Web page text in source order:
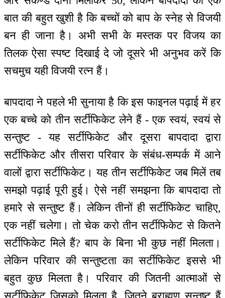
बात की बहुत खुशी है कि बच्चों को बाप के स्नेह से विजयी
बन ही जाना है। अभी सभी के मस्तक पर विजय का
तिलक ऐसा स्पष्ट दिखाई दे जो दूसरे भी अनुभव करें कि
सचमुच यही विजयी रत्न हैं।
बापदादा ने पहले भी सुनाया है कि इस फाइनल पढ़ाई में हर
एक बच्चे को तीन सर्टीफिकेट लेने हैं - एक स्वयं, स्वयं से
सन्तुष्ट - यह सर्टीफिकेट और दूसरा बापदादा द्वारा
सर्टीफिकेट और तीसरा परिवार के संबंध-सम्पर्क में आने
वालों द्वारा सर्टीफिकेट। यह तीन सर्टीफिकेट जब मिलें तब
समझो पढ़ाई पूरी हुई। ऐसे नहीं समझना कि बापदादा तो
हमारे से सन्तुष्ट हैं। लेकिन तीनों ही सर्टीफिकेट चाहिए,
एक नहीं चलेगा। तो चेक करो तीन सर्टीफिकेट से कितने
सर्टीफिकेट मिले हैं? बाप के बिना भी कुछ नहीं मिलता।
लेकिन परिवार की सन्तुष्टता का सर्टीफिकेट इससे भी
बहुत कुछ मिलता है। परिवार की जितनी आत्माओं से